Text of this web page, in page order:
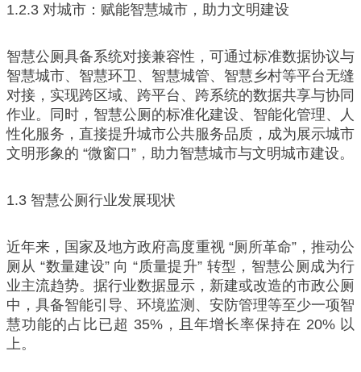
1.2.3 对城市：赋能智慧城市，助力文明建设
智慧公厕具备系统对接兼容性，可通过标准数据协议与
智慧城市、智慧环卫、智慧城管、智慧乡村等平台无缝
对接，实现跨区域、跨平台、跨系统的数据共享与协同
作业。同时，智慧公厕的标准化建设、智能化管理、人
性化服务，直接提升城市公共服务品质，成为展示城市
文明形象的 “微窗口”，助力智慧城市与文明城市建设。
1.3 智慧公厕行业发展现状
近年来，国家及地方政府高度重视 “厕所革命”，推动公
厕从 “数量建设” 向 “质量提升” 转型，智慧公厕成为行
业主流趋势。据行业数据显示，新建或改造的市政公厕
中，具备智能引导、环境监测、安防管理等至少一项智
慧功能的占比已超 35%，且年增长率保持在 20% 以
上。